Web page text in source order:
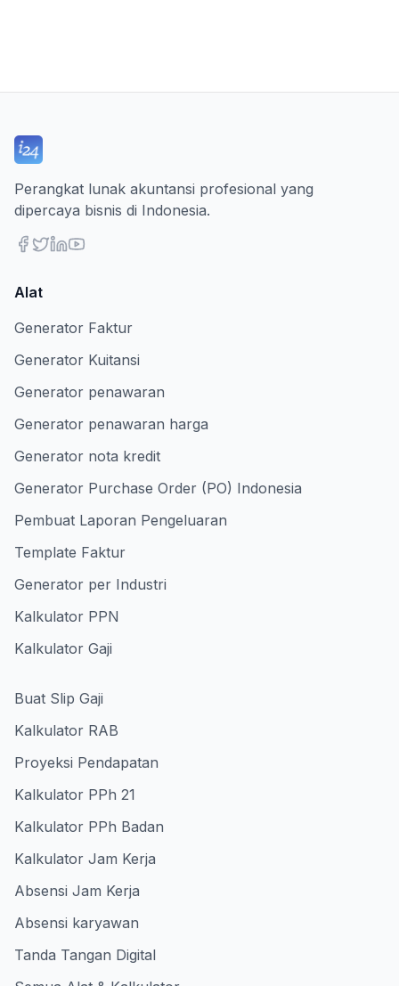
Perangkat lunak akuntansi profesional yang
dipercaya bisnis di Indonesia.
Alat
Generator Faktur
Generator Kuitansi
Generator penawaran
Generator penawaran harga
Generator nota kredit
Generator Purchase Order (PO) Indonesia
Pembuat Laporan Pengeluaran
Template Faktur
Generator per Industri
Kalkulator PPN
Kalkulator Gaji
Buat Slip Gaji
Kalkulator RAB
Proyeksi Pendapatan
Kalkulator PPh 21
Kalkulator PPh Badan
Kalkulator Jam Kerja
Absensi Jam Kerja
Absensi karyawan
Tanda Tangan Digital